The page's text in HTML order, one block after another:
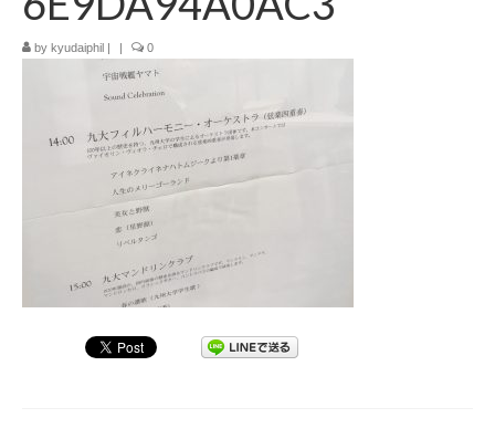
九大フィルの歴史
ご寄付のお願い
演奏会の歴史
出張演奏
九大フィル特集ページ
団員専用ページ
by kyudaiphil 0